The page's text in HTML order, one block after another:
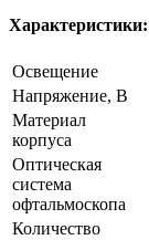
Характеристики:
Освещение
Напряжение, В
Материал
корпуса
Оптическая
система
офтальмоскопа
Количество